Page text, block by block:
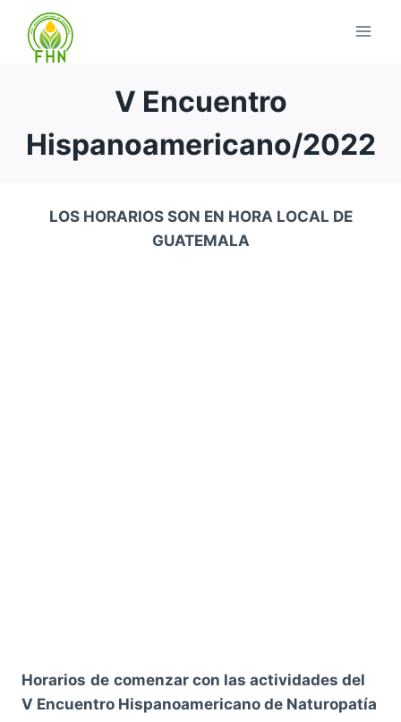
V Encuentro
Hispanoamericano/2022
LOS HORARIOS SON EN HORA LOCAL DE
GUATEMALA
Horarios de comenzar con las actividades del
V Encuentro Hispanoamericano de Naturopatía